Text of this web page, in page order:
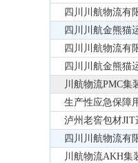
四川川航物流有
四川川航金熊猫
四川川航物流有
四川川航金熊猫
川航物流PMC集
生产性应急保障
泸州老窖包材
四川川航物流有
川航物流AKH集